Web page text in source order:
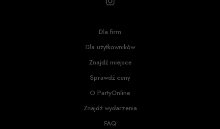
Dla firm
Dla użytkowników
Znajdź miejsce
Sprawdź ceny
O PartyOnline
Znajdź wydarzenia
FAQ